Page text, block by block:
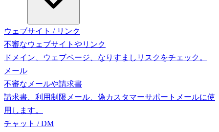
ウェブサイト / リンク
不審なウェブサイトやリンク
ドメイン、ウェブページ、なりすましリスクをチェック。
メール
不審なメールや請求書
請求書、利用制限メール、偽カスタマーサポートメールに使
用します。
チャット / DM